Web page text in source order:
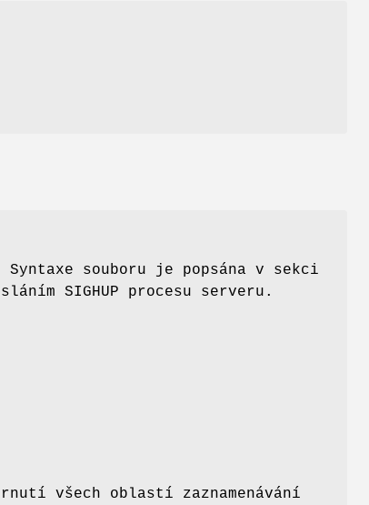
souboru je popsána v sekci
SIGHUP procesu serveru.
všech oblastí zaznamenávání